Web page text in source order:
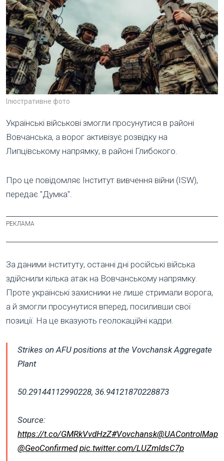
Ілюстративне фото
Українські військові змогли просунутися в районі
Вовчанська, а ворог активізує розвідку на
Липцівському напрямку, в районі Глибокого.
Про це повідомляє Інститут вивчення війни (ISW),
передає "Думка".
За даними інституту, останні дні російські війська
здійснили кілька атак на Вовчанському напрямку.
Проте українські захисники не лише стримали ворога,
а й змогли просунутися вперед, посиливши свої
позиції. На це вказують геолокаційні кадри.
Strikes on AFU positions at the Vovchansk Aggregate
Plant
50.29144112990228, 36.94121870228873
Source:
https://t.co/GMRkVvdHzZ#Vovchansk@UAControlMap
@GeoConfirmed pic.twitter.com/LUZmIdsC7p